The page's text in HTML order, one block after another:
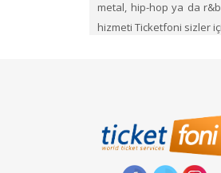
metal, hip-hop ya da
hizmeti Ticketfoni sizler